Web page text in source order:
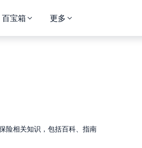
百宝箱 更多
险相关知识，包括百科、指南